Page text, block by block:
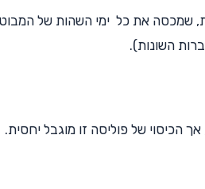
שמכסה את כל ימי השהות של
הכיסוי של פוליסה זו מוגבל יחסית.